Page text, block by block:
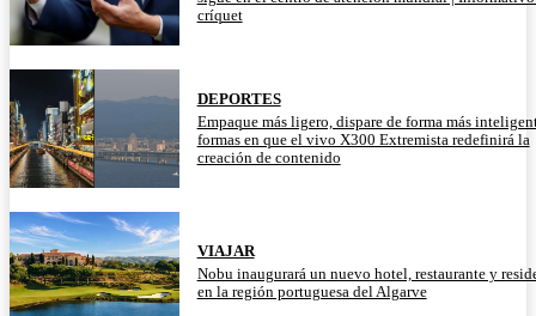
críquet
DEPORTES
Empaque más ligero, dispare de forma más
formas en que el vivo X300 Extremista redefinirá la
creación de contenido
VIAJAR
Nobu inaugurará un nuevo hotel, restaurante y
en la región portuguesa del Algarve